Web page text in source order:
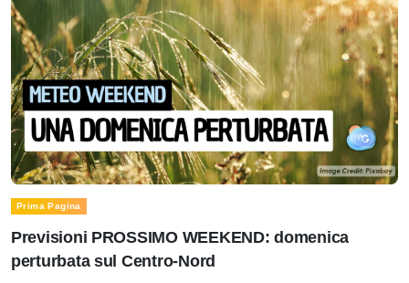
Prima Pagina
Previsioni PROSSIMO WEEKEND: domenica
perturbata sul Centro-Nord